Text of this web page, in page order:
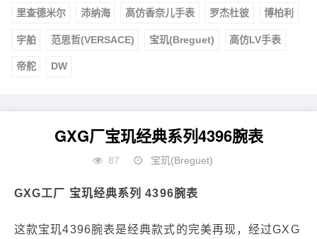
里查德米尔 沛纳海 高仿香奈儿手表 罗杰杜彼 博柏利
宇舶 范思哲(VERSACE) 宝玑(Breguet) 高仿LV手表
帝舵 DW
GXG厂宝玑经典系列4396腕表
87 宝玑(Breguet)
GXG工厂 宝玑经典系列 4396腕表
这款宝玑4396腕表是经典款式的完美再现，经过GXG